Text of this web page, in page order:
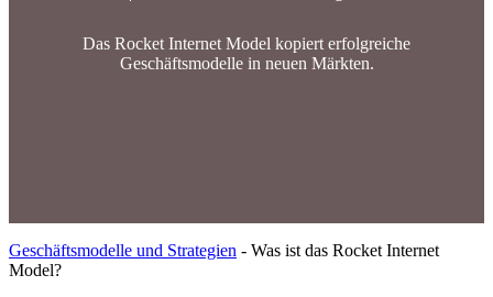
Das Rocket Internet Model kopiert erfolgreiche
Geschäftsmodelle in neuen Märkten.
Geschäftsmodelle und Strategien - Was ist das Rocket Internet
Model?